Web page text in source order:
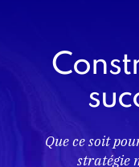
Que ce soit
stratégie